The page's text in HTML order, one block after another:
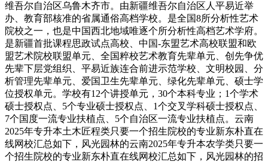
维吾尔自治区乌鲁木齐市。由新疆维吾尔自治区人平易近举
办、教育部核准的省属通俗高档学校。是全国8所分析性艺术
院校之一，也是中国西北地域唯逐个所分析性高档艺术学府。
是新疆首批课程思政试点高校、中国-东盟艺术高校联盟和欧
盟艺术院校联盟单元、全国粹校艺术教育先辈单元、创先争优
先辈下层党组织、平易近族连合前进示范学校、文明校园、分
析管理先辈单元、爱国卫生先辈单元、绿化先辈单元、硕士学
位授权单元。学校有12个讲授单元，30个本科专业；1个学术
硕士授权点、5个专业硕士授权点、1个交叉学科硕士授权点、
7个国度一流专业扶植点、5个自治区一流专业扶植点。云南
2025年专升本土木匠程类只要一个招生院校的专业新东朴直在
线网校汇总如下，风光园林的云南2025年专升本农学类只要一
个招生院校的专业新东朴直在线网校汇总如下，风光园林的招